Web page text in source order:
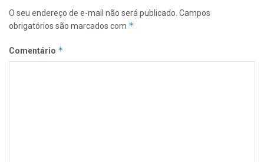
O seu endereço de e-mail não será publicado. Campos
obrigatórios são marcados com *
Comentário *